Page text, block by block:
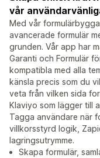
vår
Med vår
avancerade formulär
grunden. Vår app har
Garanti och Formulär
kompatibla med alla
känsla precis som du
veta från vilken sida
Klaviyo som lägger till
Tagga användare när
villkorsstyrd logik,
lagringsutrymme.
Skapa formulär,